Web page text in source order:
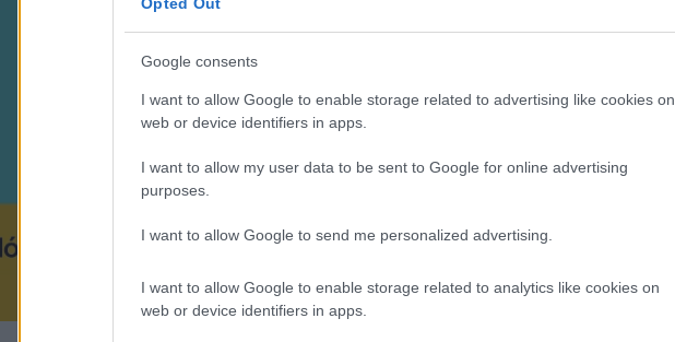
Google consents
I want to allow Google to enable storage related to advertising like cookies on
web or device identifiers in apps.
I want to allow my user data to be sent to Google for online advertising
purposes.
I want to allow Google to send me personalized advertising.
I want to allow Google to enable storage related to analytics like cookies on
web or device identifiers in apps.